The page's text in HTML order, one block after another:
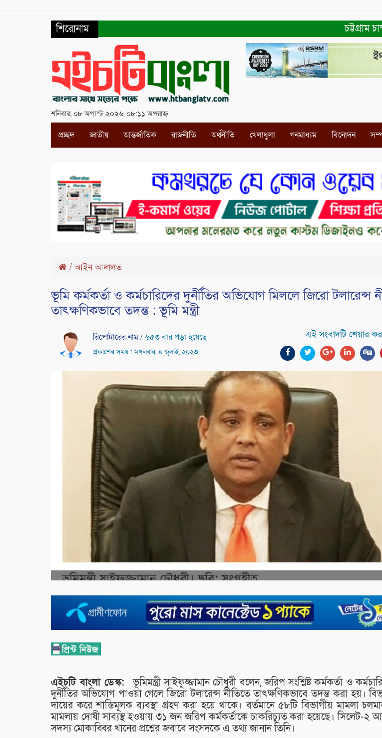
শিরোনাম চট্টগ্রাম
শনিবার, ০৮ অগাস্ট ২০২৬, ০৮:১১ অপরাহ্ন
প্রচ্ছদ জাতীয় আন্তর্জাতিক রাজনীতি অর্থনীতি খেলাধুলা গনমাধ্যম বিনোদন
/আইন আদালত
ভূমি কর্মকর্তা ও কর্মচারিদের দুর্নীতির অভিযোগ মিললে জিরো টলারেন্স
তাৎক্ষণিকভাবে তদন্ত : ভূমি মন্ত্রী
রিপোটারের নাম/ ৬৫৩ বার পড়া হয়েছে
প্রকাশের সময় : মঙ্গলবার, ৪ জুলাই, ২০২৩
এই সংবাদটি শেয়ার
এইচটি বাংলা ডেস্ক:ভূমিমন্ত্রী সাইফুজ্জামান চৌধুরী বলেন, জরিপ সংশ্লিষ্ট কর্মকর্তা ও
দুর্নীতির অভিযোগ পাওয়া গেলে জিরো টলারেন্স নীতিতে তাৎক্ষণিকভাবে তদন্ত করা হয়।
দায়ের করে শাস্তিমূলক ব্যবস্থা গ্রহণ করা হয়ে থাকে। বর্তমানে ৫৮টি বিভাগীয় মামলা
মামলায় দোষী সাব্যস্থ হওয়ায় ৩১ জন জরিপ কর্মকর্তাকে চাকরিচ্যুত করা হয়েছে। সিলেট-২
সদস্য মোকাব্বির খানের প্রশ্নের জবাবে সংসদকে এ তথ্য জানান তিনি।